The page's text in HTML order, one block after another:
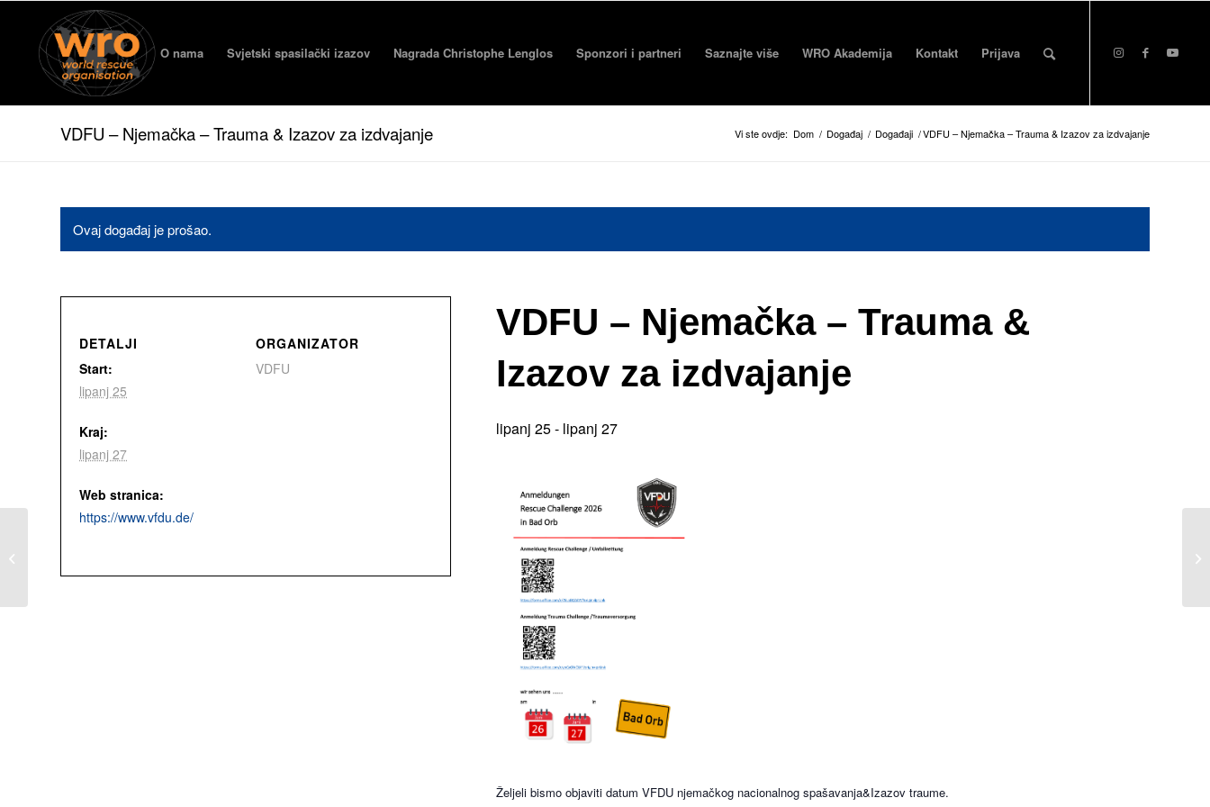
O nama Svjetski spasilački izazov Nagrada Christophe Lenglos Sponzori i partneri Saznajte više WRO Akademija Kontakt Prijava
VDFU – Njemačka – Trauma & Izazov za izdvajanje Vi ste ovdje: Dom / Događaj / Događaji /VDFU – Njemačka – Trauma & Izazov za izdvajanje
Ovaj događaj je prošao.
VDFU – Njemačka – Trauma &
Izazov za izdvajanje
lipanj 25- lipanj 27
Željeli bismo objaviti datum VFDU njemačkog nacionalnog spašavanja&Izazov traume.
DETALJI
Start:
lipanj 25
Kraj:
lipanj 27
Web stranica:
https://www.vfdu.de/
ORGANIZATOR
VDFU